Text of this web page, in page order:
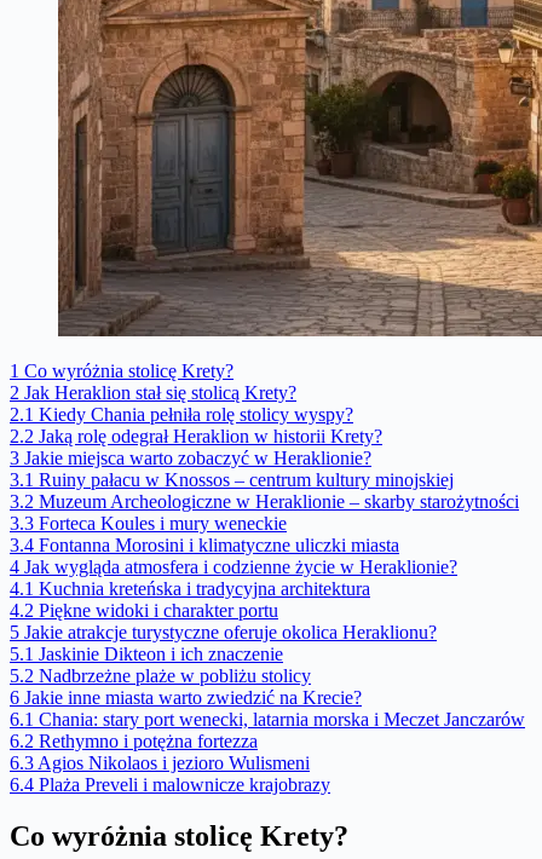
1 Co wyróżnia stolicę Krety?
2 Jak Heraklion stał się stolicą Krety?
2.1 Kiedy Chania pełniła rolę stolicy wyspy?
2.2 Jaką rolę odegrał Heraklion w historii Krety?
3 Jakie miejsca warto zobaczyć w Heraklionie?
3.1 Ruiny pałacu w Knossos – centrum kultury minojskiej
3.2 Muzeum Archeologiczne w Heraklionie – skarby starożytności
3.3 Forteca Koules i mury weneckie
3.4 Fontanna Morosini i klimatyczne uliczki miasta
4 Jak wygląda atmosfera i codzienne życie w Heraklionie?
4.1 Kuchnia kreteńska i tradycyjna architektura
4.2 Piękne widoki i charakter portu
5 Jakie atrakcje turystyczne oferuje okolica Heraklionu?
5.1 Jaskinie Dikteon i ich znaczenie
5.2 Nadbrzeżne plaże w pobliżu stolicy
6 Jakie inne miasta warto zwiedzić na Krecie?
6.1 Chania: stary port wenecki, latarnia morska i Meczet Janczarów
6.2 Rethymno i potężna fortezza
6.3 Agios Nikolaos i jezioro Wulismeni
6.4 Plaża Preveli i malownicze krajobrazy
Co wyróżnia stolicę Krety?